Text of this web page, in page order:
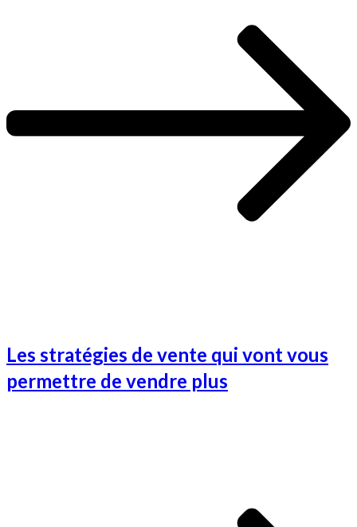
Les stratégies de vente qui vont vous
permettre de vendre plus